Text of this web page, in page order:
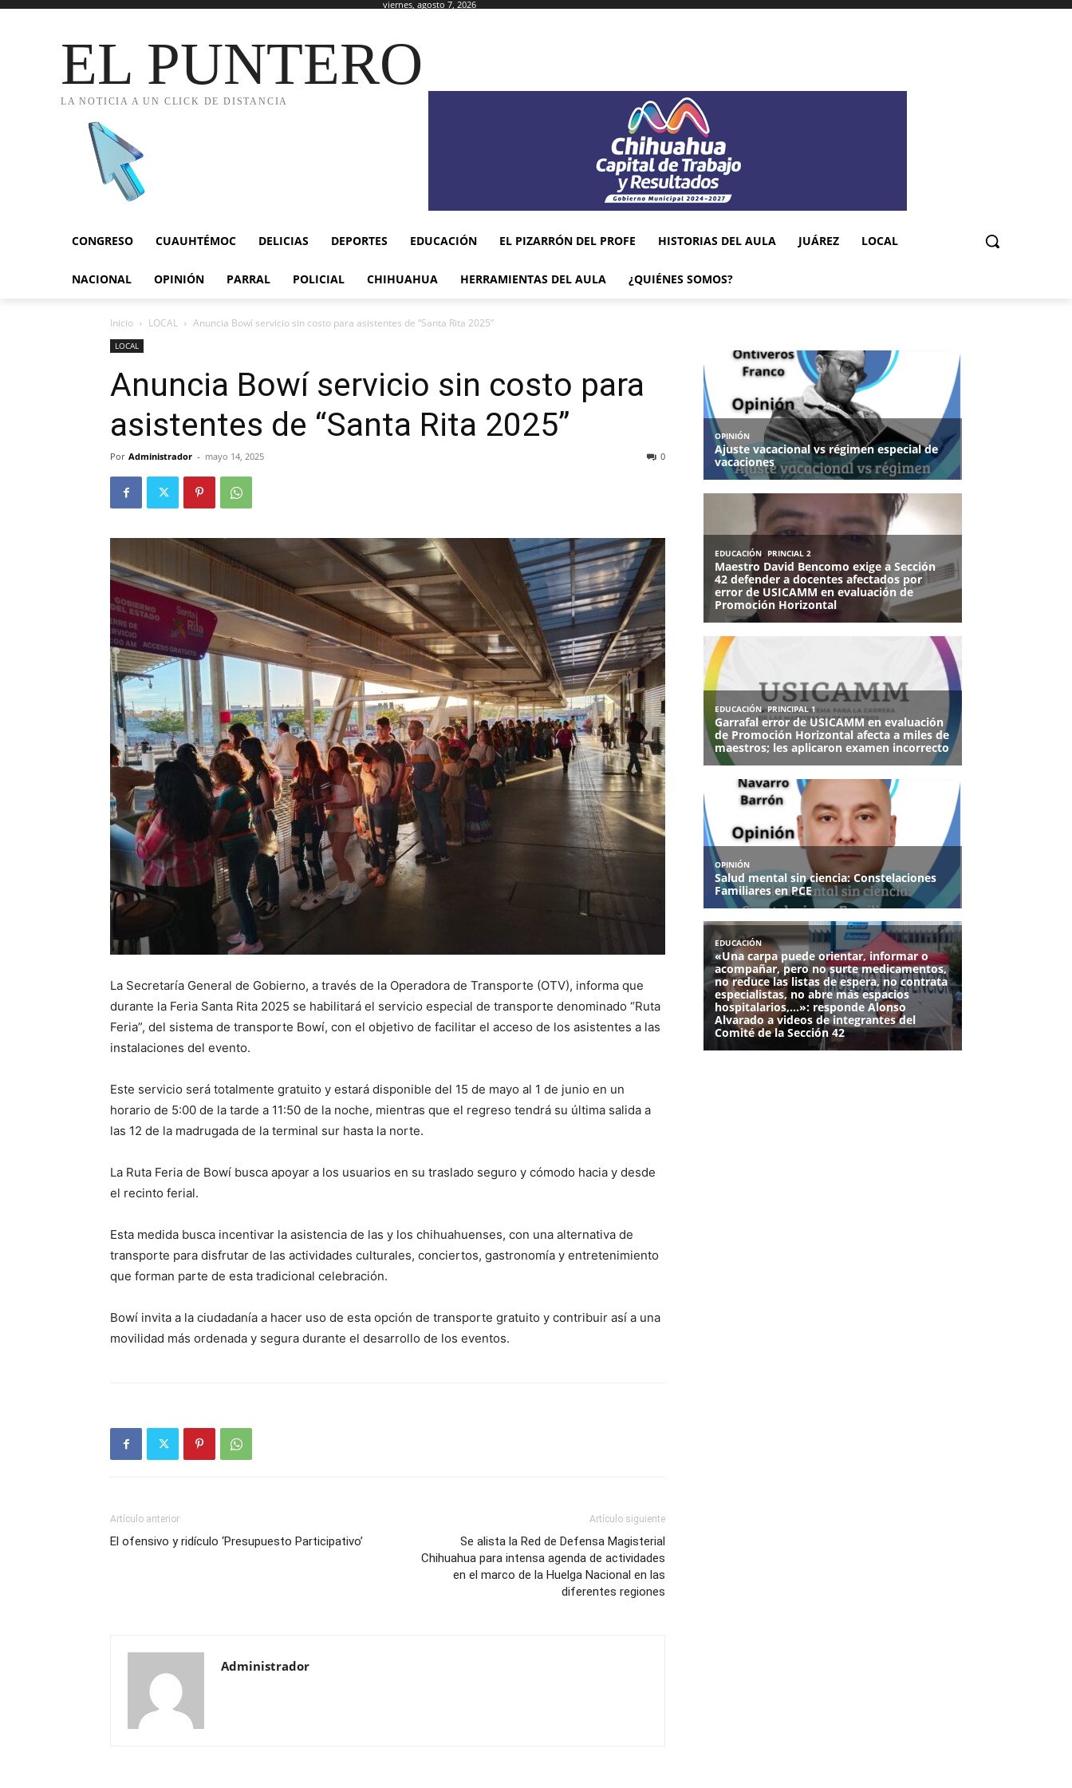
viernes, agosto 7, 2026
EL PUNTERO
LA NOTICIA A UN CLICK DE DISTANCIA
CONGRESO CUAUHTÉMOC DELICIAS DEPORTES EDUCACIÓN EL PIZARRÓN DEL PROFE HISTORIAS DEL AULA JUÁREZ LOCAL
NACIONAL OPINIÓN PARRAL POLICIAL CHIHUAHUA HERRAMIENTAS DEL AULA ¿QUIÉNES SOMOS?
Inicio LOCAL Anuncia Bowí servicio sin costo para asistentes de “Santa Rita 2025”
LOCAL
Anuncia Bowí servicio sin costo para
asistentes de “Santa Rita 2025”
Por Administrador - mayo 14, 2025 0
La Secretaría General de Gobierno, a través de la Operadora de Transporte (OTV), informa que
durante la Feria Santa Rita 2025 se habilitará el servicio especial de transporte denominado “Ruta
Feria”, del sistema de transporte Bowí, con el objetivo de facilitar el acceso de los asistentes a las
instalaciones del evento.
Este servicio será totalmente gratuito y estará disponible del 15 de mayo al 1 de junio en un
horario de 5:00 de la tarde a 11:50 de la noche, mientras que el regreso tendrá su última salida a
las 12 de la madrugada de la terminal sur hasta la norte.
La Ruta Feria de Bowí busca apoyar a los usuarios en su traslado seguro y cómodo hacia y desde
el recinto ferial.
Esta medida busca incentivar la asistencia de las y los chihuahuenses, con una alternativa de
transporte para disfrutar de las actividades culturales, conciertos, gastronomía y entretenimiento
que forman parte de esta tradicional celebración.
Bowí invita a la ciudadanía a hacer uso de esta opción de transporte gratuito y contribuir así a una
movilidad más ordenada y segura durante el desarrollo de los eventos.
Artículo anterior
El ofensivo y ridículo ‘Presupuesto Participativo’
Artículo siguiente
Se alista la Red de Defensa Magisterial
Chihuahua para intensa agenda de actividades
en el marco de la Huelga Nacional en las
diferentes regiones
Administrador